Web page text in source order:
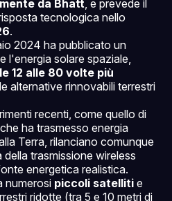
da Bhatt , e prevede il
tecnologica nello
.
2024 ha pubblicato un
l'energia solare spaziale,
12 alle 80 volte più
alternative rinnovabili terrestri
recenti, come quello di
che ha trasmesso energia
Terra, rilanciano comunque
trasmissione wireless
energetica realistica.
numerosi piccoli satelliti e
ridotte (tra 5 e 10 metri di